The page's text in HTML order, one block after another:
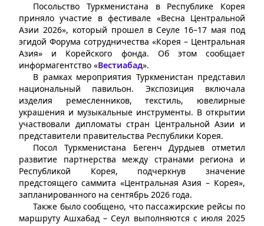
Посольство Туркменистана в Республике Корея
приняло участие в фестивале «Весна Центральной
Азии 2026», который прошел в Сеуле 16–17 мая под
эгидой Форума сотрудничества «Корея – Центральная
Азия» и Корейского фонда. Об этом сообщает
информагентство «Вестиабад».
В рамках мероприятия Туркменистан представил
национальный павильон. Экспозиция включала
изделия ремесленников, текстиль, ювелирные
украшения и музыкальные инструменты. В открытии
участвовали дипломаты стран Центральной Азии и
представители правительства Республики Корея.
Посол Туркменистана Бегенч Дурдыев отметил
развитие партнерства между странами региона и
Республикой Корея, подчеркнув значение
предстоящего саммита «Центральная Азия – Корея»,
запланированного на сентябрь 2026 года.
Также было сообщено, что пассажирские рейсы по
маршруту Ашхабад – Сеул выполняются с июля 2025